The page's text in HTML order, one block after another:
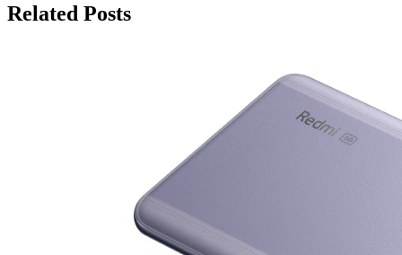
Related Posts